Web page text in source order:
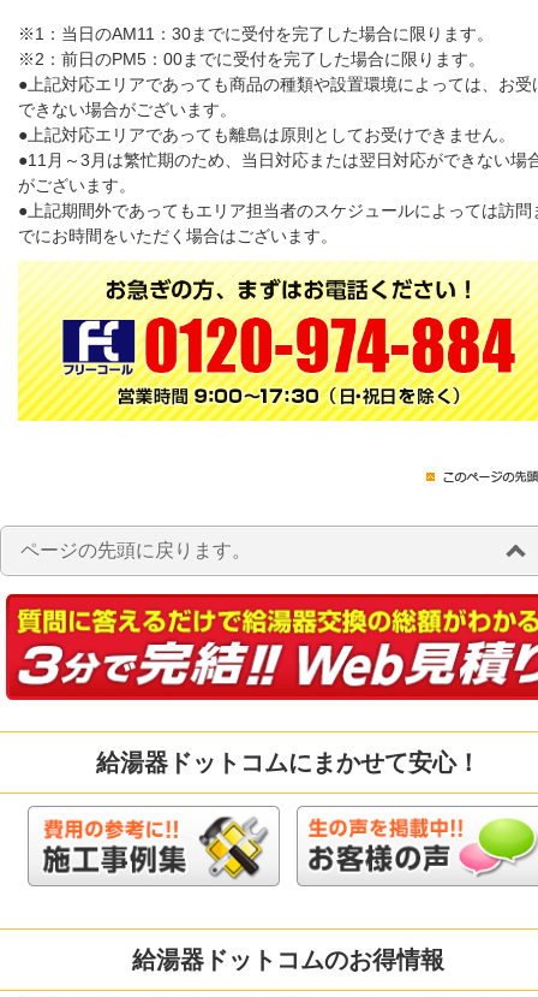
※1：当日のAM11：30までに受付を完了した場合に限ります。
※2：前日のPM5：00までに受付を完了した場合に限ります。
●上記対応エリアであっても商品の種類や設置環境によっては、お受
できない場合がございます。
●上記対応エリアであっても離島は原則としてお受けできません。
●11月～3月は繁忙期のため、当日対応または翌日対応ができない場
がございます。
●上記期間外であってもエリア担当者のスケジュールによっては訪問
でにお時間をいただく場合はございます。
ページの先頭に戻ります。
給湯器ドットコムにまかせて安心！
給湯器ドットコムのお得情報